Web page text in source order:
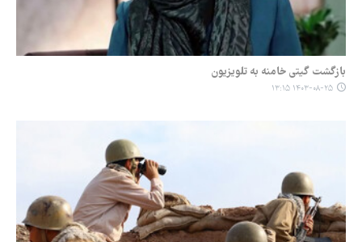
بازگشت گیتی خامنه به تلویزیون
۱۴۰۳-۰۸-۲۵ ۱۳:۱۵